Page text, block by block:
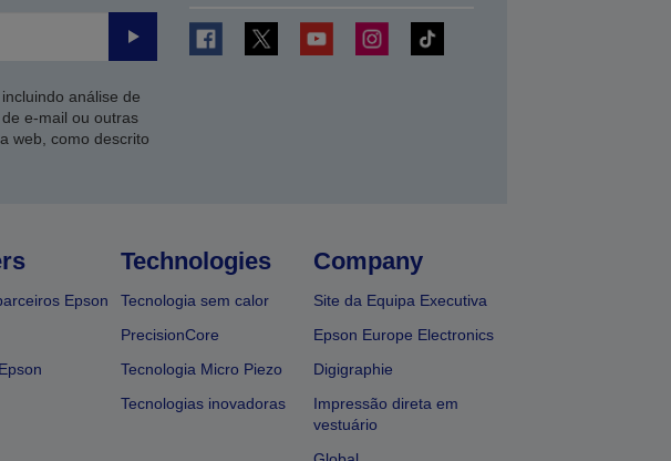
Enviar
análise de
e-mail ou outras
web, como descrito
Epson
Technologies
Tecnologia sem calor
PrecisionCore
Tecnologia Micro Piezo
Tecnologias inovadoras
Company
Site da Equipa Executiva
Epson Europe Electronics
Digigraphie
Impressão direta em
vestuário